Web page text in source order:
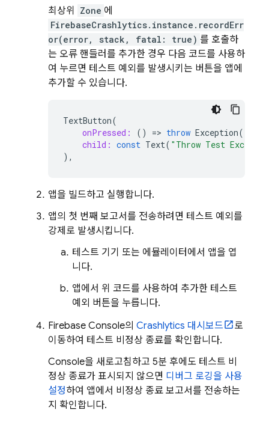
최상위
Zone 에
FirebaseCrashlytics.instance.recordErr
or(error, stack, fatal: true) 를 호출하
는 오류 핸들러를 추가한 경우 다음 코드를 사용하
여 누르면 테스트 예외를 발생시키는 버튼을 앱에
추가할 수 있습니다.
TextButton(
onPressed:
() => throw Exception(),
child: const Text( "Throw Test
),
앱을 빌드하고 실행합니다.
앱의 첫 번째 보고서를 전송하려면 테스트 예외를
강제로 발생시킵니다.
테스트 기기 또는 에뮬레이터에서 앱을 엽
니다.
앱에서 위 코드를 사용하여 추가한 테스트
예외 버튼을 누릅니다.
Firebase Console의 Crashlytics 대시보드
로
이동하여 테스트 비정상 종료를 확인합니다.
Console을 새로고침하고 5분 후에도 테스트 비
정상 종료가 표시되지 않으면 디버그 로깅을 사용
설정하여 앱에서 비정상 종료 보고서를 전송하는
지 확인합니다.